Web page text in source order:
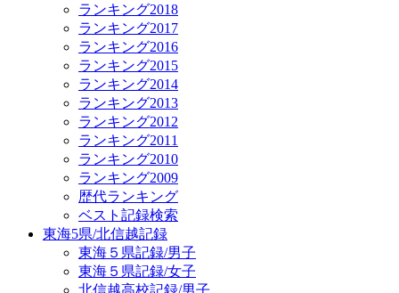
ランキング2018
ランキング2017
ランキング2016
ランキング2015
ランキング2014
ランキング2013
ランキング2012
ランキング2011
ランキング2010
ランキング2009
歴代ランキング
ベスト記録検索
東海5県/北信越記録
東海５県記録/男子
東海５県記録/女子
北信越高校記録/男子